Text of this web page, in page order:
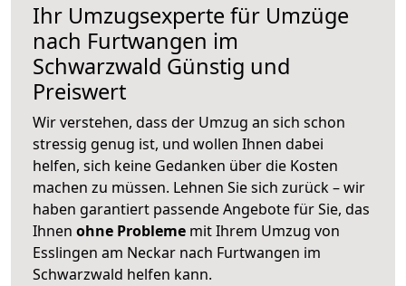
Ihr Umzugsexperte für Umzüge
nach Furtwangen im
Schwarzwald Günstig und
Preiswert
Wir verstehen, dass der Umzug an sich schon
stressig genug ist, und wollen Ihnen dabei
helfen, sich keine Gedanken über die Kosten
machen zu müssen. Lehnen Sie sich zurück – wir
haben garantiert passende Angebote für Sie, das
Ihnen ohne Probleme mit Ihrem Umzug von
Esslingen am Neckar nach Furtwangen im
Schwarzwald helfen kann.